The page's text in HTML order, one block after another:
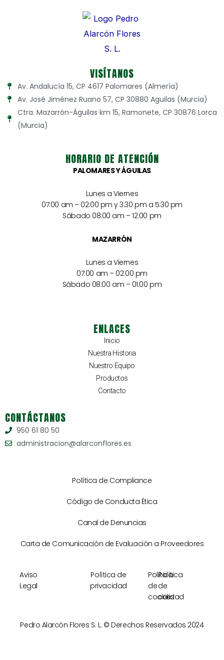
VISÍTANOS
Av. Andalucía 15, CP 4617 Palomares (Almería)
Av. José Jiménez Ruano 57, CP 30880 Aguilas (Murcia)
Ctra. Mazarrón-Águilas km 15, Ramonete, CP 30876 Lorca
(Murcia)
HORARIO DE ATENCIÓN
PALOMARES Y ÁGUILAS
Lunes a Viernes
07:00 am – 02:00 pm y 3:30 pm a 5:30 pm
Sábado 08:00 am – 12:00 pm
MAZARRÓN
Lunes a Viernes
07:00 am – 02:00 pm
Sábado 08:00 am – 01:00 pm
ENLACES
Inicio
Nuestra Historia
Nuestro Equipo
Productos
Contacto
CONTÁCTANOS
950 61 80 50
administracion@alarconflores.es
Política de Compliance
Código de Conducta Ética
Canal de Denuncias
Carta de Comunicación de Evaluación a Proveedores
Aviso
Legal
Política de
privacidad
Política
de
cookies
Política
de
calidad
Pedro Alarcón Flores S. L. © Derechos Reservados 2024